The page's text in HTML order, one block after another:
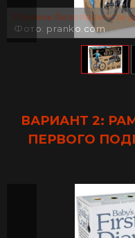
Ремень безопасности
Фото: pranko.com
ВАРИАНТ 2:
ПЕРВОГО